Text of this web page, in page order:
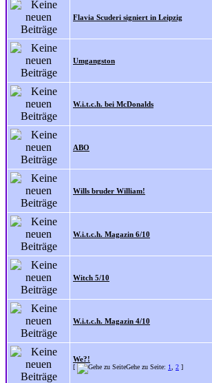
Flavia Scuderi signiert in Leipzig
Umgangston
W.i.t.c.h. bei McDonalds
ABO
Wills bruder William!
W.i.t.c.h. Magazin 6/10
Witch 5/10
W.i.t.c.h. Magazin 4/10
We?!
[ Gehe zu Seite: 1 2 ]